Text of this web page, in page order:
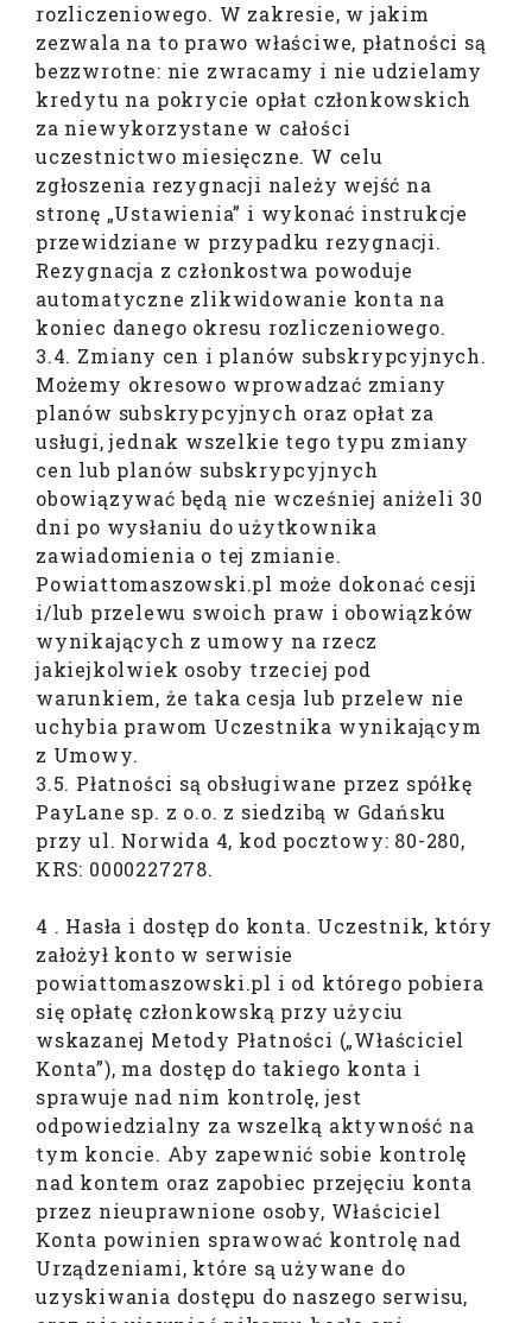
rozliczeniowego. W zakresie, w jakim
zezwala na to prawo właściwe, płatności są
bezzwrotne: nie zwracamy i nie udzielamy
kredytu na pokrycie opłat członkowskich
za niewykorzystane w całości
uczestnictwo miesięczne. W celu
zgłoszenia rezygnacji należy wejść na
stronę „Ustawienia” i wykonać instrukcje
przewidziane w przypadku rezygnacji.
Rezygnacja z członkostwa powoduje
automatyczne zlikwidowanie konta na
koniec danego okresu rozliczeniowego.
3.4. Zmiany cen i planów subskrypcyjnych.
Możemy okresowo wprowadzać zmiany
planów subskrypcyjnych oraz opłat za
usługi, jednak wszelkie tego typu zmiany
cen lub planów subskrypcyjnych
obowiązywać będą nie wcześniej aniżeli 30
dni po wysłaniu do użytkownika
zawiadomienia o tej zmianie.
Powiattomaszowski.pl może dokonać cesji
i/lub przelewu swoich praw i obowiązków
wynikających z umowy na rzecz
jakiejkolwiek osoby trzeciej pod
warunkiem, że taka cesja lub przelew nie
uchybia prawom Uczestnika wynikającym
z Umowy.
3.5. Płatności są obsługiwane przez spółkę
PayLane sp. z o.o. z siedzibą w Gdańsku
przy ul. Norwida 4, kod pocztowy: 80-280,
KRS: 0000227278.
4 . Hasła i dostęp do konta. Uczestnik, który
założył konto w serwisie
powiattomaszowski.pl i od którego pobiera
się opłatę członkowską przy użyciu
wskazanej Metody Płatności („Właściciel
Konta”), ma dostęp do takiego konta i
sprawuje nad nim kontrolę, jest
odpowiedzialny za wszelką aktywność na
tym koncie. Aby zapewnić sobie kontrolę
nad kontem oraz zapobiec przejęciu konta
przez nieuprawnione osoby, Właściciel
Konta powinien sprawować kontrolę nad
Urządzeniami, które są używane do
uzyskiwania dostępu do naszego serwisu,